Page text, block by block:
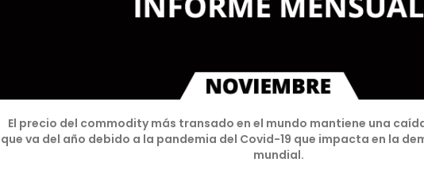
El precio del commodity más transado en el mundo mantiene una
que va del año debido a la pandemia del Covid-19 que impacta en la
mundial.